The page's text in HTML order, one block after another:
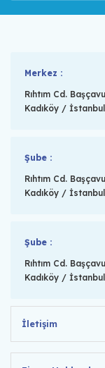
Merkez :
Rıhtım Cd.
Kadıköy / İstanbul
Şube :
Rıhtım Cd.
Kadıköy / İstanbul
Şube :
Rıhtım Cd.
Kadıköy / İstanbul
İletişim